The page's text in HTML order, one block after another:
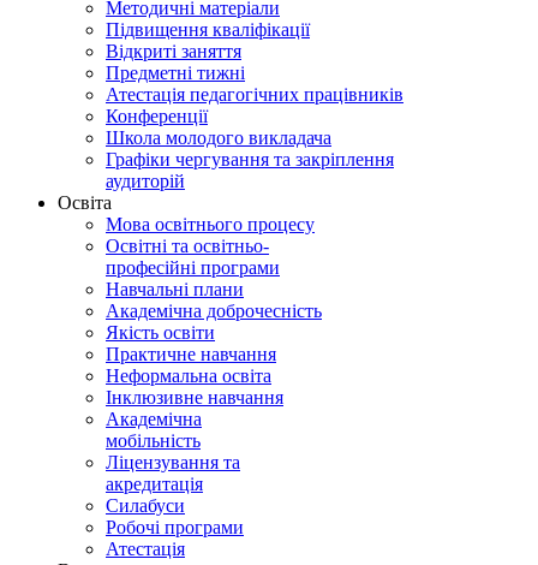
Методичні матеріали
Підвищення кваліфікації
Відкриті заняття
Предметні тижні
Атестація педагогічних працівників
Конференції
Школа молодого викладача
Графіки чергування та закріплення
аудиторій
Освіта
Мова освітнього процесу
Освітні та освітньо-
професійні програми
Навчальні плани
Академічна доброчесність
Якість освіти
Практичне навчання
Неформальна освіта
Інклюзивне навчання
Академічна
мобільність
Ліцензування та
акредитація
Силабуси
Робочі програми
Атестація